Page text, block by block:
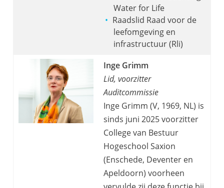
Water for Life
Raadslid Raad voor de
leefomgeving en
infrastructuur (Rli)
Inge Grimm
Lid, voorzitter
Auditcommissie
Inge Grimm (V, 1969, NL) is
sinds juni 2025 voorzitter
College van Bestuur
Hogeschool Saxion
(Enschede, Deventer en
Apeldoorn) voorheen